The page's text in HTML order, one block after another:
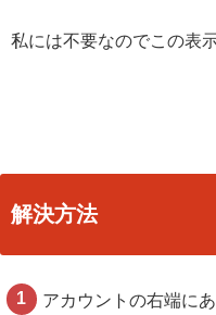
私には不要なのでこの表
解決方法
アカウントの右端にあ